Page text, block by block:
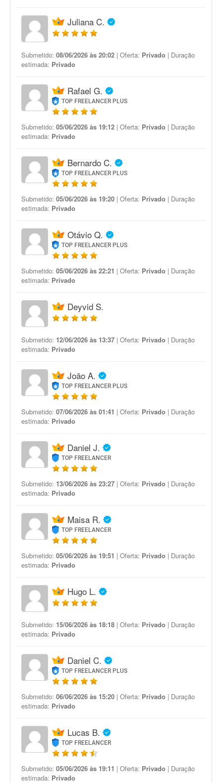
Juliana C.
Submetido: 08/06/2026 às 20:02 | Oferta: Privado | Duração
estimada: Privado
Rafael G.
TOP FREELANCER PLUS
Submetido: 05/06/2026 às 19:12 | Oferta: Privado | Duração
estimada: Privado
Bernardo C.
TOP FREELANCER PLUS
Submetido: 05/06/2026 às 19:20 | Oferta: Privado | Duração
estimada: Privado
Otávio Q.
TOP FREELANCER PLUS
Submetido: 05/06/2026 às 22:21 | Oferta: Privado | Duração
estimada: Privado
Deyvid S.
Submetido: 12/06/2026 às 13:37 | Oferta: Privado | Duração
estimada: Privado
João A.
TOP FREELANCER PLUS
Submetido: 07/06/2026 às 01:41 | Oferta: Privado | Duração
estimada: Privado
Daniel J.
TOP FREELANCER
Submetido: 13/06/2026 às 23:27 | Oferta: Privado | Duração
estimada: Privado
Maisa R.
TOP FREELANCER
Submetido: 05/06/2026 às 19:51 | Oferta: Privado | Duração
estimada: Privado
Hugo L.
Submetido: 15/06/2026 às 18:18 | Oferta: Privado | Duração
estimada: Privado
Daniel C.
TOP FREELANCER PLUS
Submetido: 06/06/2026 às 15:20 | Oferta: Privado | Duração
estimada: Privado
Lucas B.
TOP FREELANCER
Submetido: 05/06/2026 às 19:11 | Oferta: Privado | Duração
estimada: Privado